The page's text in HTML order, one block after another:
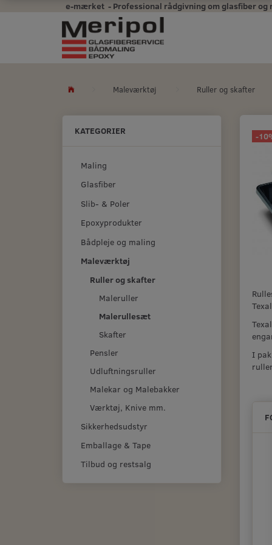
e-mærket - Professional rådgivning om glasfiber og
Maleværktøj Ruller og skafter
KATEGORIER
Maling
Glasfiber
Slib- & Poler
Epoxyprodukter
Bådpleje og maling
Maleværktøj
Ruller og skafter
Maleruller
Malerullesæt
Skafter
Pensler
Udluftningsruller
Malekar og Malebakker
Værktøj, Knive mm.
Sikkerhedsudstyr
Emballage & Tape
Tilbud og restsalg
-
I